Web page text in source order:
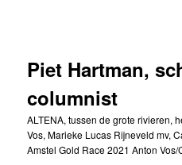
inhoudPiet Hartman,
columnist
ALTENA, tussen de grote rivieren,
Vos, Marieke Lucas Rijneveld mv,
Amstel Gold Race 2021 Anton Vos/